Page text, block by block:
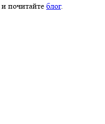
и почитайте блог.